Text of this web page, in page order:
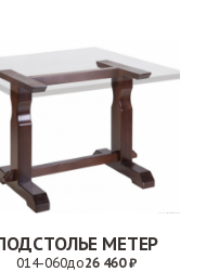
МЕТЕР
014-060до26 460 ₽